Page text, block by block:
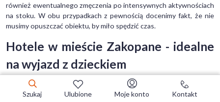
również ewentualnego zmęczenia po intensywnych aktywnościach
na stoku. W obu przypadkach z pewnością docenimy fakt, że nie
musimy opuszczać obiektu, by miło spędzić czas.
Hotele w mieście Zakopane - idealne
na wyjazd z dzieckiem
Jeśli planujemy urlop z całą rodziną, koniecznie musimy upewnić się,
czy do wybranego resortu możemy przyjechać z dzieckiem. W
Szukaj Ulubione Moje konto Kontakt